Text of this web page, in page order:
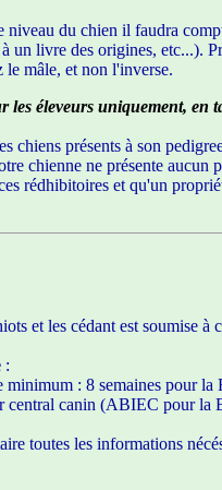
du chien il faudra
un livre des origines, etc...).
le mâle, et non l'inverse.
les éleveurs uniquement,
chiens présents à son
chienne ne présente
rédhibitoires et qu'un
et les cédant est soumise
:
: 8 semaines pour
central canin (ABIEC pour
toutes les informations